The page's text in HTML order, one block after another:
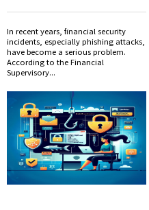
In recent years, financial security
incidents, especially phishing attacks,
have become a serious problem.
According to the Financial
Supervisory...